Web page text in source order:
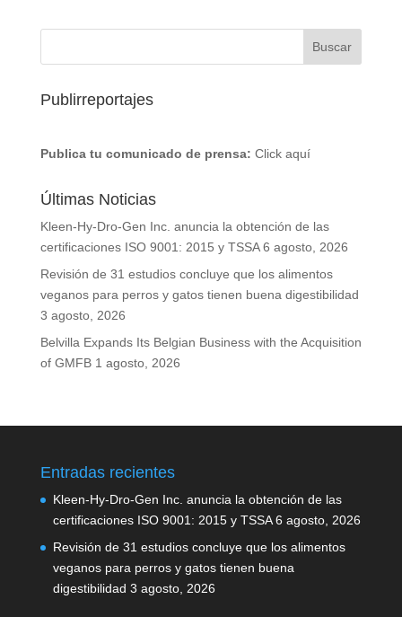
Publirreportajes
Publica tu comunicado de prensa: Click aquí
Últimas Noticias
Kleen-Hy-Dro-Gen Inc. anuncia la obtención de las
certificaciones ISO 9001: 2015 y TSSA 6 agosto, 2026
Revisión de 31 estudios concluye que los alimentos
veganos para perros y gatos tienen buena digestibilidad
3 agosto, 2026
Belvilla Expands Its Belgian Business with the Acquisition
of GMFB 1 agosto, 2026
Entradas recientes
Kleen-Hy-Dro-Gen Inc. anuncia la obtención de las
certificaciones ISO 9001: 2015 y TSSA 6 agosto, 2026
Revisión de 31 estudios concluye que los alimentos
veganos para perros y gatos tienen buena
digestibilidad 3 agosto, 2026